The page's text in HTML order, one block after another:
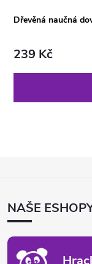
Dřevěná naučná
239 Kč
ANAŠE